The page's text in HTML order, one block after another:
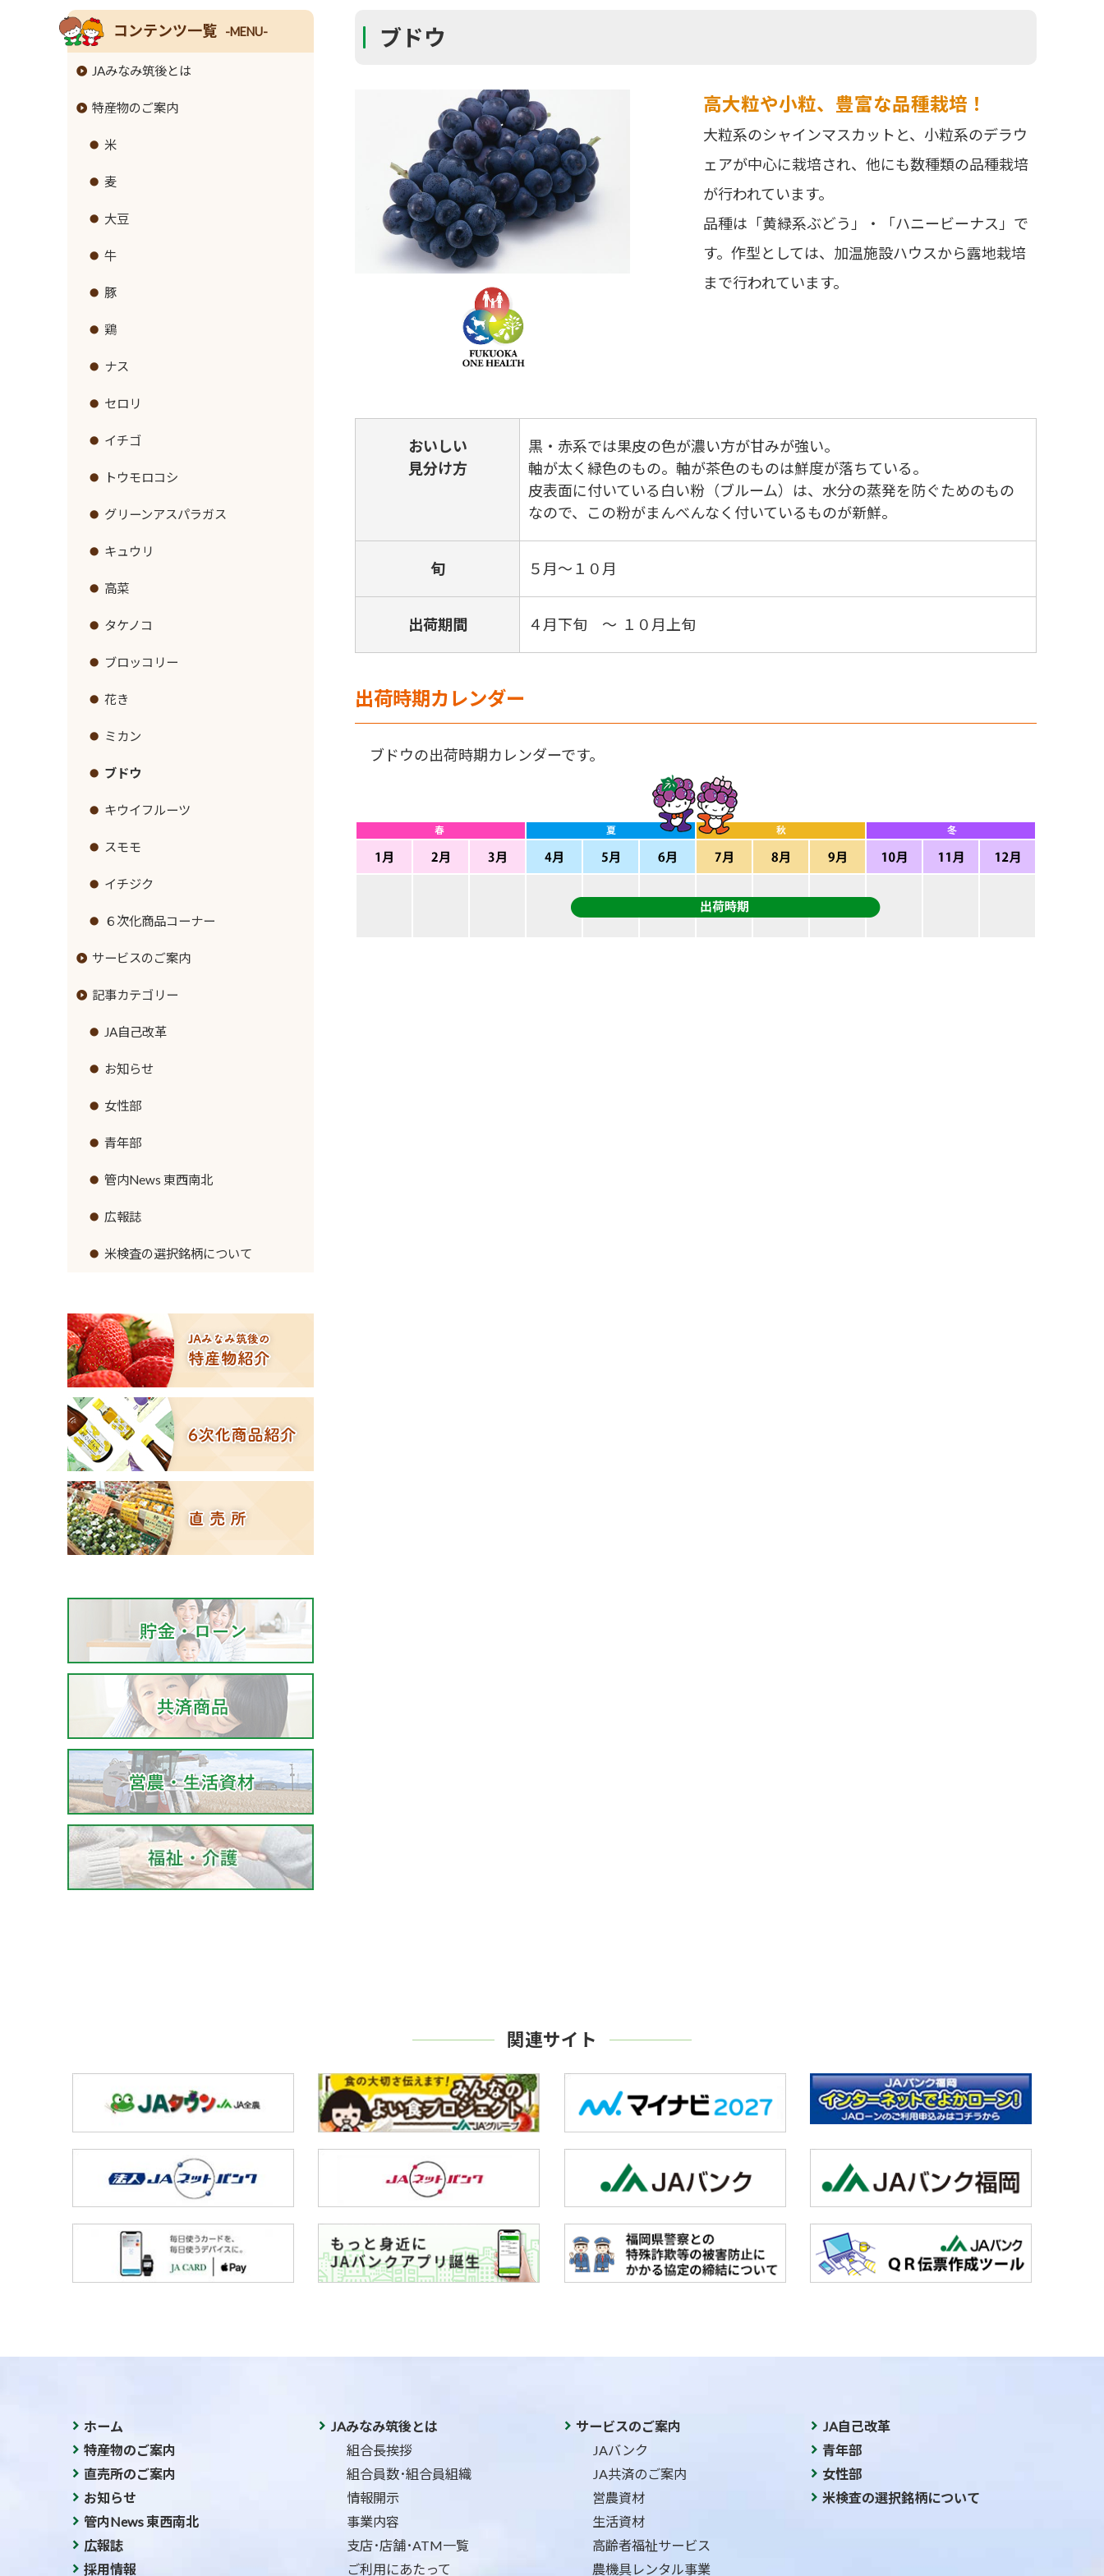
ブドウ
高大粒や小粒、豊富な品種栽培！
大粒系のシャインマスカットと、小粒系のデラウ
ェアが中心に栽培され、他にも数種類の品種栽培
が行われています。
品種は「黄緑系ぶどう」・「ハニービーナス」で
す。作型としては、加温施設ハウスから露地栽培
まで行われています。
おいしい
見分け方
黒・赤系では果皮の色が濃い方が甘みが強い。
軸が太く緑色のもの。軸が茶色のものは鮮度が落ちている。
皮表面に付いている白い粉（ブルーム）は、水分の蒸発を防ぐためのもの
なので、この粉がまんべんなく付いているものが新鮮。
旬 ５月～１０月
出荷期間 ４月下旬 ～ １０月上旬
出荷時期カレンダー
ブドウの出荷時期カレンダーです。
コンテンツ一覧 -MENU-
JAみなみ筑後とは
組合長挨拶
組合員数･組合員組織
情報開示
事業内容
支店･店舗･ATM一覧
ご利用にあたって
セキュリティ基本方針
新規職員採用募集
リンク集
特産物のご案内
米
麦
大豆
牛
豚
鶏
ナス
セロリ
イチゴ
トウモロコシ
グリーンアスパラガス
キュウリ
高菜
タケノコ
ブロッコリー
花き
ミカン
ブドウ
キウイフルーツ
スモモ
イチジク
６次化商品コーナー
サービスのご案内
JAバンクのご案内
ローンのご案内
各種手数料
金利情報
お取引ごとの定型約款
JA共済のご案内
緊急のご連絡
直売所のご案内
営農資材
生活資材
高齢者福祉サービス
営業時間とご利用料金
農機具レンタル事業のご案内
記事カテゴリー
JA自己改革
お知らせ
女性部
青年部
管内News 東西南北
広報誌
米検査の選択銘柄について
関連サイト
ホーム
特産物のご案内
直売所のご案内
お知らせ
管内News 東西南北
広報誌
採用情報
JAみなみ筑後とは
組合長挨拶
組合員数･組合員組織
情報開示
事業内容
支店･店舗･ATM一覧
ご利用にあたって
サービスのご案内
JAバンク
JA共済のご案内
営農資材
生活資材
高齢者福祉サービス
農機具レンタル事業
JA自己改革
青年部
女性部
米検査の選択銘柄について